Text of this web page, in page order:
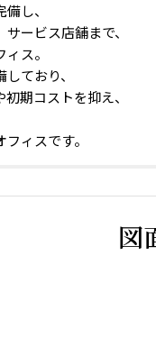
し、
ービス店舗まで、
ス。
ており、
初期コストを抑え、
ィスです。
図